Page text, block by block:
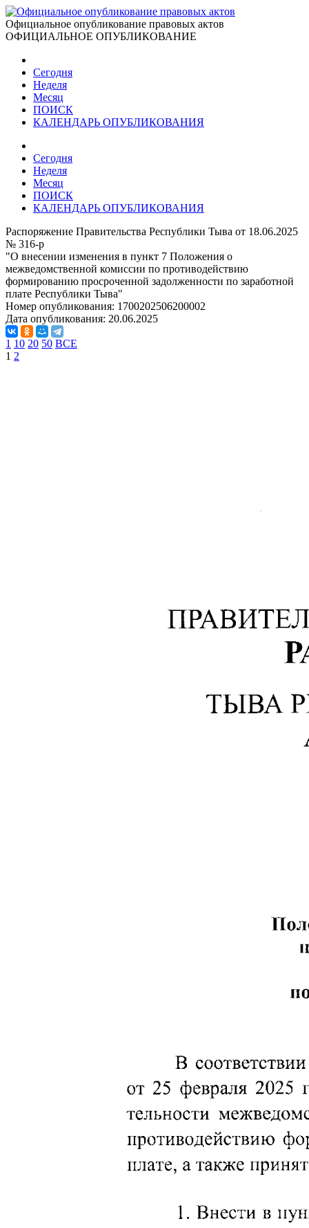
Официальное опубликование правовых актов
ОФИЦИАЛЬНОЕ ОПУБЛИКОВАНИЕ
Сегодня
Неделя
Месяц
ПОИСК
КАЛЕНДАРЬ ОПУБЛИКОВАНИЯ
Сегодня
Неделя
Месяц
ПОИСК
КАЛЕНДАРЬ ОПУБЛИКОВАНИЯ
Распоряжение Правительства Республики Тыва от 18.06.2025
№ 316-р
"О внесении изменения в пункт 7 Положения о
межведомственной комиссии по противодействию
формированию просроченной задолженности по заработной
плате Республики Тыва"
Номер опубликования: 1700202506200002
Дата опубликования: 20.06.2025
1 10 20 50 ВСЕ
1 2